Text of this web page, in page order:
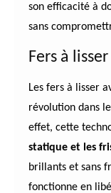
son efficacité à
sans
Fers à
Les fers à lisser
révolution dans
effet, cette
statique et les
brillants et sans
fonctionne en